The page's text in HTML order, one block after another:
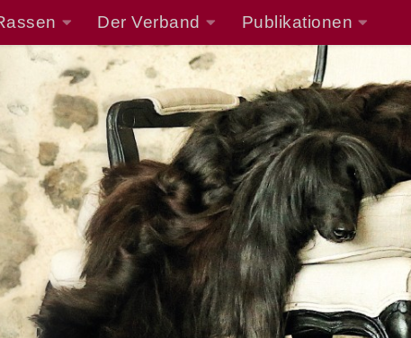
Der Verband Publikationen